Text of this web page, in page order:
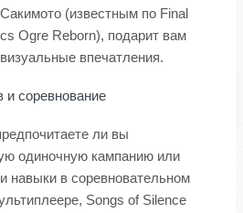
(известным по Final
Ogre Reborn), подарит вам
впечатления.
и соревнование
ли вы
одиночную кампанию или
навыки в соревновательном
Songs of Silence